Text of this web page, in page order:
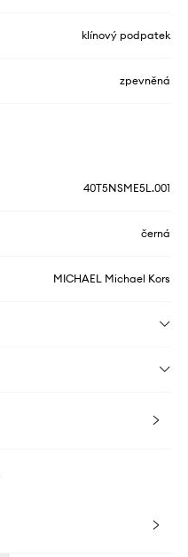
klínový podpatek
zpevněná
40T5NSME5L.001
černá
MICHAEL Michael Kors